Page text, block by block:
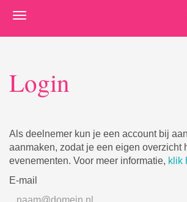
Login
Als deelnemer kun je een account bij
aanmaken, zodat je een eigen overzicht
evenementen. Voor meer informatie, klik
E-mail